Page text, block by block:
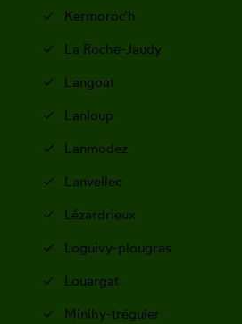
Kermoroc'h
La Roche-Jaudy
Langoat
Lanloup
Lanmodez
Lanvellec
Lézardrieux
Loguivy-plougras
Louargat
Minihy-tréguier